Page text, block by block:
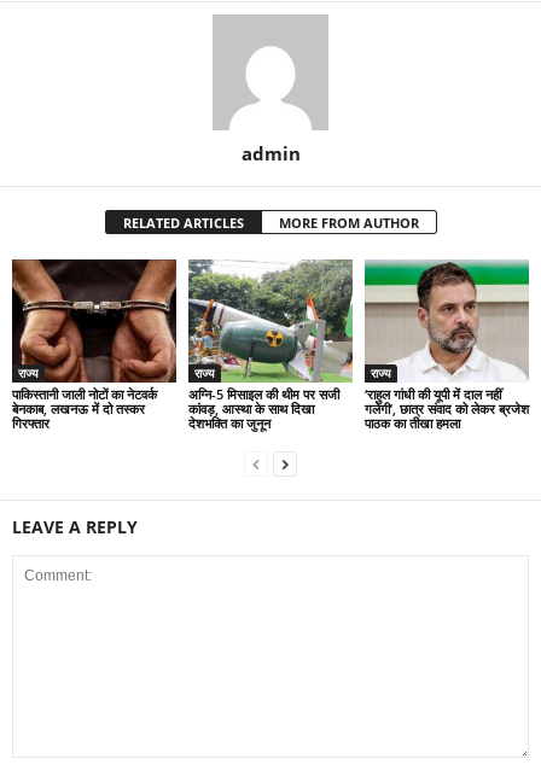
admin
RELATED ARTICLES MORE FROM AUTHOR
राज्य
पाकिस्तानी जाली नोटों का नेटवर्क
बेनकाब, लखनऊ में दो तस्कर
गिरफ्तार
राज्य
अग्नि-5 मिसाइल की थीम पर सजी
कांवड़, आस्था के साथ दिखा
देशभक्ति का जुनून
राज्य
‘राहुल गांधी की यूपी में दाल नहीं
गलेगी’, छात्र संवाद को लेकर ब्रजेश
पाठक का तीखा हमला
LEAVE A REPLY